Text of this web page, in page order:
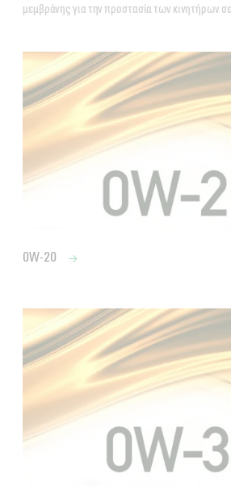
μεμβράνης για την προστασία των κινητήρων
0W-20